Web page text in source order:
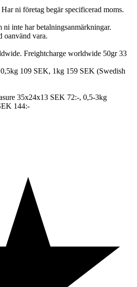
ni företag begär specificerad moms.
ni inte har betalningsanmärkningar.
oanvänd vara.
Freightcharge worldwide 50gr 33
109 SEK, 1kg 159 SEK (Swedish
35x24x13 SEK 72:-, 0,5-3kg
144:-